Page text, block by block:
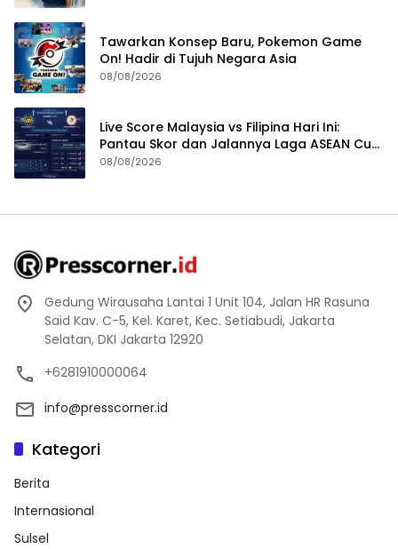
Tawarkan Konsep Baru, Pokemon Game
On! Hadir di Tujuh Negara Asia
08/08/2026
Live Score Malaysia vs Filipina Hari Ini:
Pantau Skor dan Jalannya Laga ASEAN Cup
2026
08/08/2026
Gedung Wirausaha Lantai 1 Unit 104, Jalan HR Rasuna
Said Kav. C-5, Kel. Karet, Kec. Setiabudi, Jakarta
Selatan, DKI Jakarta 12920
+6281910000064
info@presscorner.id
Kategori
Berita
Internasional
Sulsel